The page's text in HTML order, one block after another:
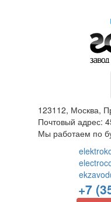
123112, Москва,
Почтовый адрес:
Мы работаем по
+7